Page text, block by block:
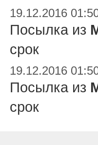
19.12.2016
Посылка из
срок
19.12.2016
Посылка из
срок